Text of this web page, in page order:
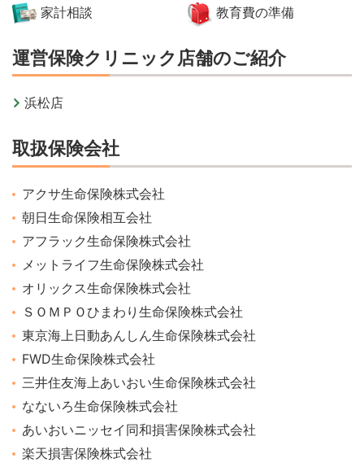
家計相談
教育費の準備
運営保険クリニック店舗のご紹介
浜松店
取扱保険会社
アクサ生命保険株式会社
朝日生命保険相互会社
アフラック生命保険株式会社
メットライフ生命保険株式会社
オリックス生命保険株式会社
ＳＯＭＰＯひまわり生命保険株式会社
東京海上日動あんしん生命保険株式会社
FWD生命保険株式会社
三井住友海上あいおい生命保険株式会社
なないろ生命保険株式会社
あいおいニッセイ同和損害保険株式会社
楽天損害保険株式会社